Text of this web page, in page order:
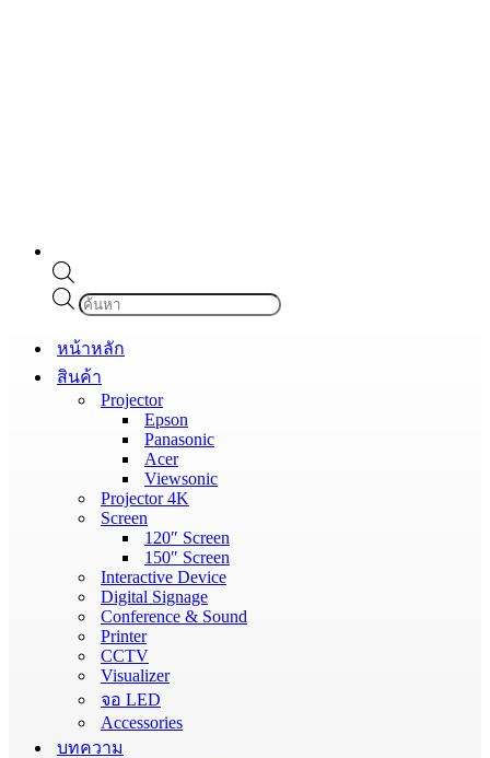
Products
search
หน้าหลัก
สินค้า
Projector
Epson
Panasonic
Acer
Viewsonic
Projector 4K
Screen
120″ Screen
150″ Screen
Interactive Device
Digital Signage
Conference & Sound
Printer
CCTV
Visualizer
จอ LED
Accessories
บทความ